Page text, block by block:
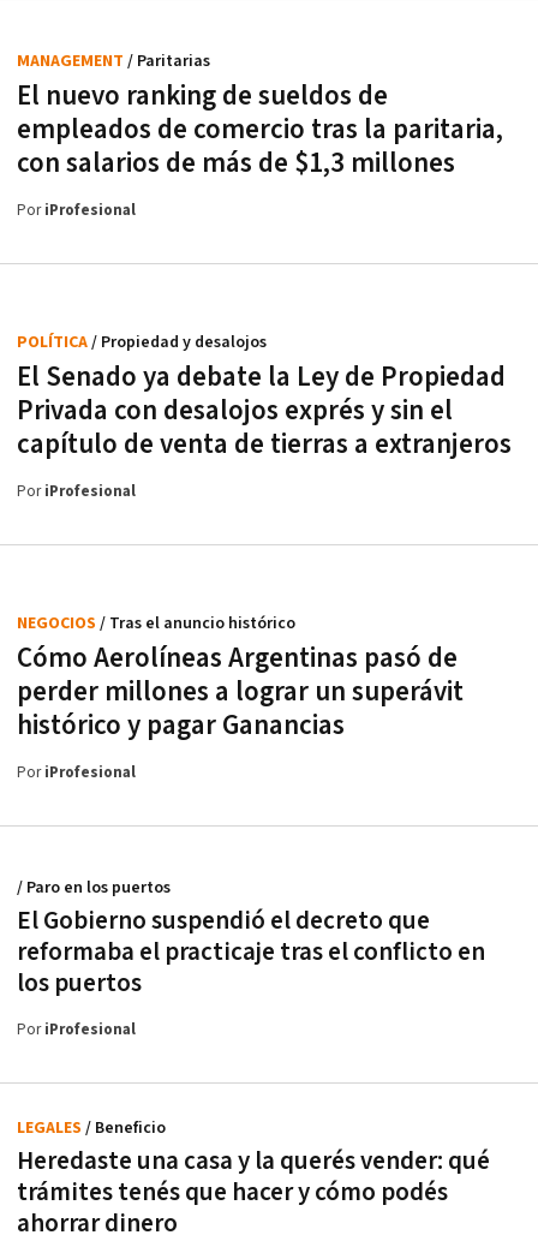
El nuevo ranking de sueldos de
empleados de comercio tras la paritaria,
con salarios de más de $1,3 millones
MANAGEMENT / Paritarias
PoriProfesional
El Senado ya debate la Ley de Propiedad
Privada con desalojos exprés y sin el
capítulo de venta de tierras a extranjeros
POLÍTICA/ Propiedad y desalojos
PoriProfesional
Cómo Aerolíneas Argentinas pasó de
perder millones a lograr un superávit
histórico y pagar Ganancias
NEGOCIOS / Tras el anuncio histórico
PoriProfesional
El Gobierno suspendió el decreto que
reformaba el practicaje tras el conflicto en
los puertos
/ Paro en los puertos
PoriProfesional
Heredaste una casa y la querés vender: qué
trámites tenés que hacer y cómo podés
ahorrar dinero
LEGALES / Beneficio